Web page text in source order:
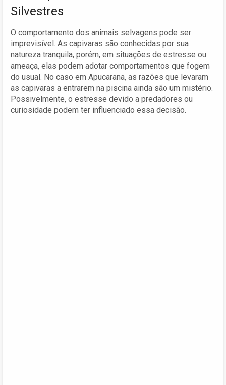
Silvestres
O comportamento dos animais selvagens pode ser
imprevisível. As capivaras são conhecidas por sua
natureza tranquila, porém, em situações de estresse ou
ameaça, elas podem adotar comportamentos que fogem
do usual. No caso em Apucarana, as razões que levaram
as capivaras a entrarem na piscina ainda são um mistério.
Possivelmente, o estresse devido a predadores ou
curiosidade podem ter influenciado essa decisão.